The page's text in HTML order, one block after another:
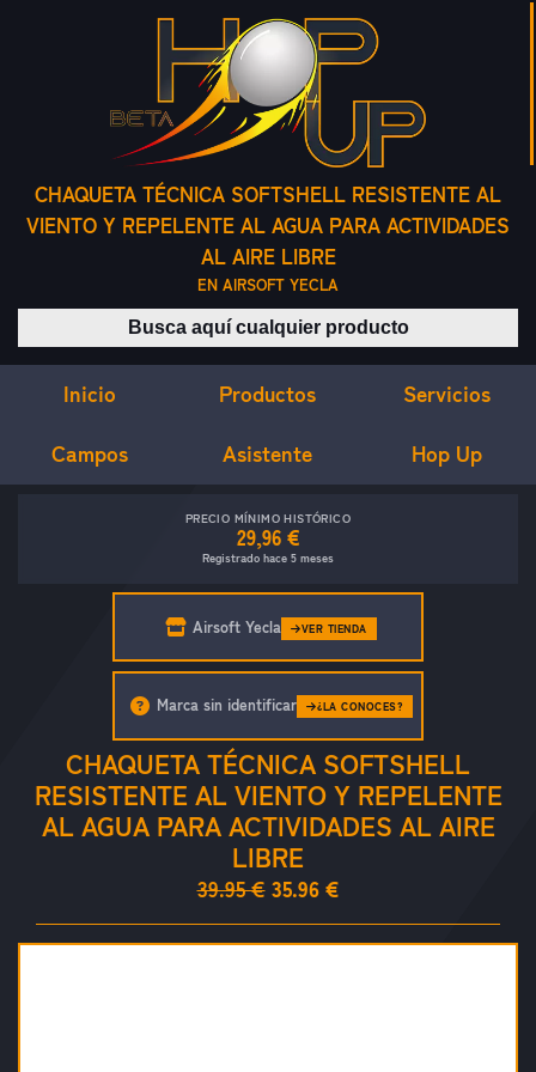
CHAQUETA TÉCNICA SOFTSHELL RESISTENTE AL
VIENTO Y REPELENTE AL AGUA PARA ACTIVIDADES
AL AIRE LIBRE
EN AIRSOFT YECLA
Buscar productos
Inicio Productos Servicios
Campos Asistente Hop Up
PRECIO MÍNIMO HISTÓRICO
29,96 €
Registrado hace 5 meses
Airsoft Yecla VER TIENDA
CHAQUETA TÉCNICA SOFTSHELL
RESISTENTE AL VIENTO Y REPELENTE
AL AGUA PARA ACTIVIDADES AL AIRE
LIBRE
39.95 € 35.96 €
Marca sin identificar ¿LA CONOCES?